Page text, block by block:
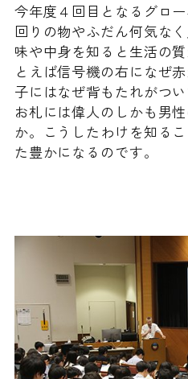
今年度４回目となるグロ
回りの物やふだん何気な
味や中身を知ると生活の
とえば信号機の右になぜ
子にはなぜ背もたれがつ
お札には偉人のしかも男
か。こうしたわけを知る
た豊かになるのです。